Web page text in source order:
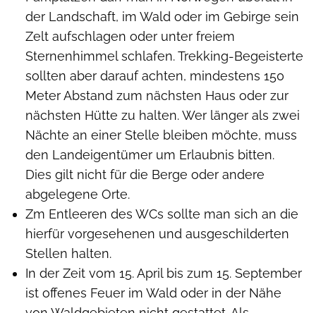
der Landschaft, im Wald oder im Gebirge sein
Zelt aufschlagen oder unter freiem
Sternenhimmel schlafen. Trekking-Begeisterte
sollten aber darauf achten, mindestens 150
Meter Abstand zum nächsten Haus oder zur
nächsten Hütte zu halten. Wer länger als zwei
Nächte an einer Stelle bleiben möchte, muss
den Landeigentümer um Erlaubnis bitten.
Dies gilt nicht für die Berge oder andere
abgelegene Orte.
Zm Entleeren des WCs sollte man sich an die
hierfür vorgesehenen und ausgeschilderten
Stellen halten.
In der Zeit vom 15. April bis zum 15. September
ist offenes Feuer im Wald oder in der Nähe